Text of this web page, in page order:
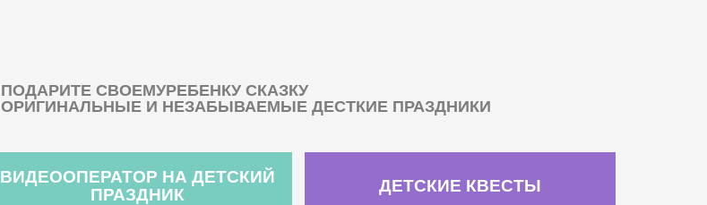
ПОДАРИТЕ СВОЕМУРЕБЕНКУ СКАЗКУ
ОРИГИНАЛЬНЫЕ И НЕЗАБЫВАЕМЫЕ ДЕСТКИЕ ПРАЗДНИКИ
ВИДЕООПЕРАТОР НА ДЕТСКИЙ
ПРАЗДНИК
ДЕТСКИЕ КВЕСТЫ